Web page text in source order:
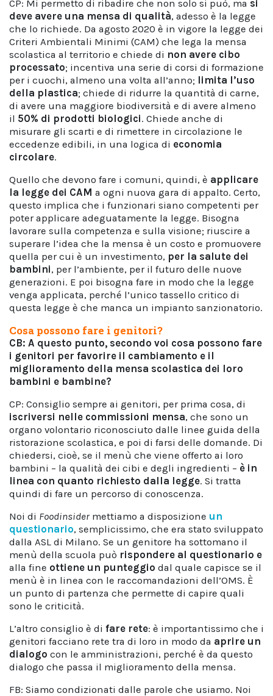
CP: Mi permetto di ribadire che non solo si può, ma si
deve avere una mensa di qualità, adesso è la legge
che lo richiede. Da agosto 2020 è in vigore la legge dei
Criteri Ambientali Minimi (CAM) che lega la mensa
scolastica al territorio e chiede di non avere cibo
processato; incentiva una serie di corsi di formazione
per i cuochi, almeno una volta all’anno; limita l’uso
della plastica; chiede di ridurre la quantità di carne,
di avere una maggiore biodiversità e di avere almeno
il 50% di prodotti biologici. Chiede anche di
misurare gli scarti e di rimettere in circolazione le
eccedenze edibili, in una logica di economia
circolare.
Quello che devono fare i comuni, quindi, è applicare
la legge dei CAM a ogni nuova gara di appalto. Certo,
questo implica che i funzionari siano competenti per
poter applicare adeguatamente la legge. Bisogna
lavorare sulla competenza e sulla visione; riuscire a
superare l’idea che la mensa è un costo e promuovere
quella per cui è un investimento, per la salute dei
bambini, per l’ambiente, per il futuro delle nuove
generazioni. E poi bisogna fare in modo che la legge
venga applicata, perché l’unico tassello critico di
questa legge è che manca un impianto sanzionatorio.
Cosa possono fare i genitori?
CB: A questo punto, secondo voi cosa possono fare
i genitori per favorire il cambiamento e il
miglioramento della mensa scolastica dei loro
bambini e bambine?
CP: Consiglio sempre ai genitori, per prima cosa, di
iscriversi nelle commissioni mensa, che sono un
organo volontario riconosciuto dalle linee guida della
ristorazione scolastica, e poi di farsi delle domande. Di
chiedersi, cioè, se il menù che viene offerto ai loro
bambini – la qualità dei cibi e degli ingredienti – è in
linea con quanto richiesto dalla legge. Si tratta
quindi di fare un percorso di conoscenza.
Noi di Foodinsidermettiamo a disposizione un
questionario, semplicissimo, che era stato sviluppato
dalla ASL di Milano. Se un genitore ha sottomano il
menù della scuola può rispondere al questionario e
alla fine ottiene un punteggio dal quale capisce se il
menù è in linea con le raccomandazioni dell’OMS. È
un punto di partenza che permette di capire quali
sono le criticità.
L’altro consiglio è di fare rete: è importantissimo che i
genitori facciano rete tra di loro in modo da aprire un
dialogo con le amministrazioni, perché è da questo
dialogo che passa il miglioramento della mensa.
FB: Siamo condizionati dalle parole che usiamo. Noi